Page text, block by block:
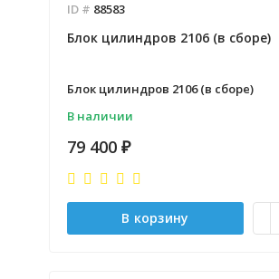
ID # 88583
Блок цилиндров 2106 (в сборе)
Блок цилиндров 2106 (в сборе)
В наличии
79 400 ₽
В корзину